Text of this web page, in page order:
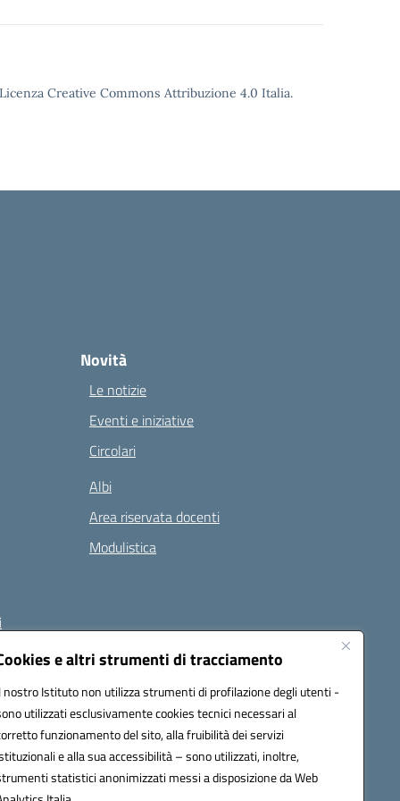
e altri strumenti di tracciamento
nostro Istituto non utilizza strumenti di profilazione degli utenti -
utilizzati esclusivamente cookies tecnici necessari al
funzionamento del sito, alla fruibilità dei servizi
e alla sua accessibilità – sono utilizzati, inoltre,
statistici anonimizzati messi a disposizione da Web
Creative Commons Attribuzione 4.0 Italia.
Novità
Le notizie
Eventi e iniziative
Circolari
Albi
Area riservata docenti
Modulistica
naee32300a@pec.istruzione.it